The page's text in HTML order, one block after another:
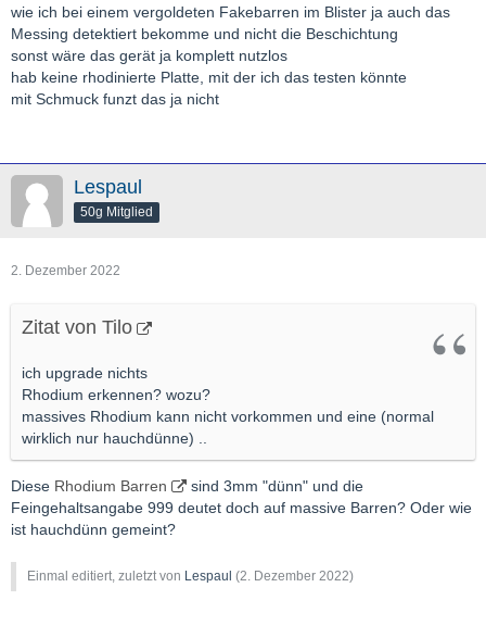
wie ich bei einem vergoldeten Fakebarren im Blister ja auch das
Messing detektiert bekomme und nicht die Beschichtung
sonst wäre das gerät ja komplett nutzlos
hab keine rhodinierte Platte, mit der ich das testen könnte
mit Schmuck funzt das ja nicht
Lespaul
50g Mitglied
2. Dezember 2022
Zitat von Tilo
ich upgrade nichts
Rhodium erkennen? wozu?
massives Rhodium kann nicht vorkommen und eine (normal
wirklich nur hauchdünne) ..
Diese Rhodium Barren
sind 3mm "dünn" und die
Feingehaltsangabe 999 deutet doch auf massive Barren? Oder wie
ist hauchdünn gemeint?
Einmal editiert, zuletzt von Lespaul (2. Dezember 2022)